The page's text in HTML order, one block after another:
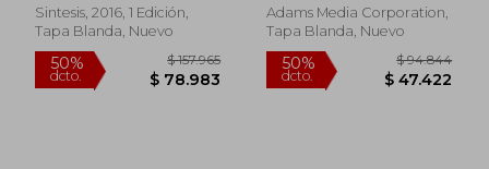
Sintesis, 2016, 1 Edición,
Tapa Blanda, Nuevo
Adams Media Corporation,
Tapa Blanda, Nuevo